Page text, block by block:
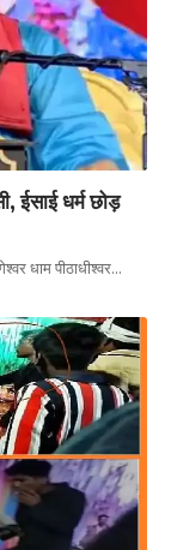
ईसाई धर्म छोड़
धाम पीठाधीश्वर…